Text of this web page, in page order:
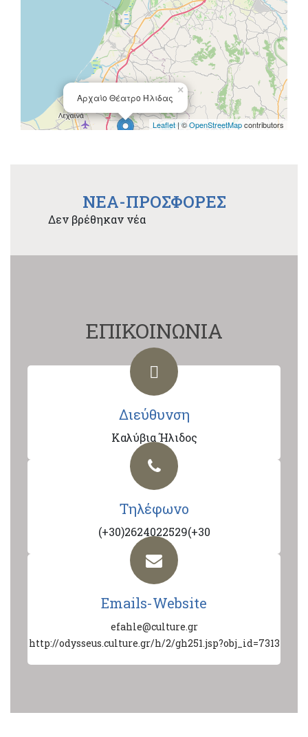
Αρχαίο Θέατρο Ήλιδας
×
Leaflet | ©OpenStreetMapcontributors
NEA-ΠΡΟΣΦΟΡΕΣ
Δεν βρέθηκαν νέα
ΕΠΙΚΟΙΝΩΝΙΑ
Διεύθυνση
Καλύβια Ήλιδος
Τηλέφωνο
(+30)2624022529(+30
Emails-Website
efahle@culture.gr
http://odysseus.culture.gr/h/2/gh251.jsp?obj_id=7313